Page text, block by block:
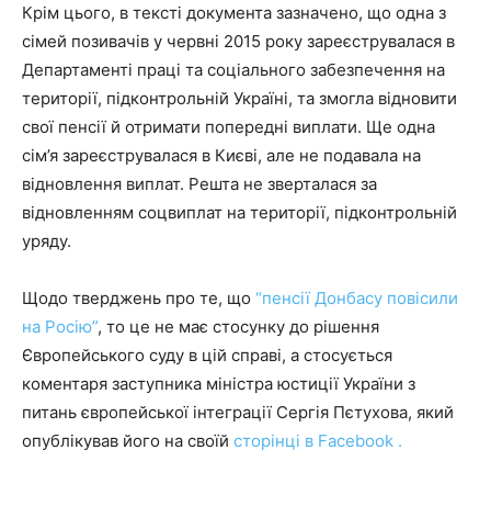
Крім цього, в тексті документа зазначено, що одна з
сімей позивачів у червні 2015 року зареєструвалася в
Департаменті праці та соціального забезпечення на
території, підконтрольній Україні, та змогла відновити
свої пенсії й отримати попередні виплати. Ще одна
сім’я зареєструвалася в Києві, але не подавала на
відновлення виплат. Решта не зверталася за
відновленням соцвиплат на території, підконтрольній
уряду.
Щодо тверджень про те, що “пенсії Донбасу повісили
на Росію”, то це не має стосунку до рішення
Європейського суду в цій справі, а стосується
коментаря заступника міністра юстиції України з
питань європейської інтеграції Сергія Пєтухова, який
опублікував його на своїй сторінці в Facebook .